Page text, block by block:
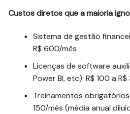
Custos diretos que a maioria
Sistema de gestão
R$ 600/mês
Licenças de software
Power BI, etc): R$ 100 a
Treinamentos
150/mês (média anual